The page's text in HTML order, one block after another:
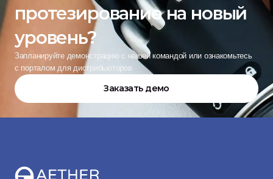
протезирование на новый
уровень?
Запланируйте демонстрацию с нашей командой или ознакомьтесь
с порталом для дистрибьюторов
Заказать демо